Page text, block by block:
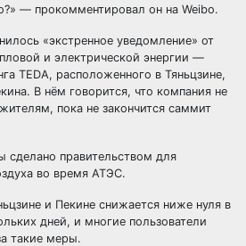
— прокомментировал он на Weibo.
«экстренное уведомление» от
и электрической энергии —
TEDA, расположенного в Тяньцзине,
В нём говорится, что компания не
пока не закончится саммит
сделано правительством для
во время АТЭС.
и Пекине снижается ниже нуля в
дней, и многие пользователи
такие меры.